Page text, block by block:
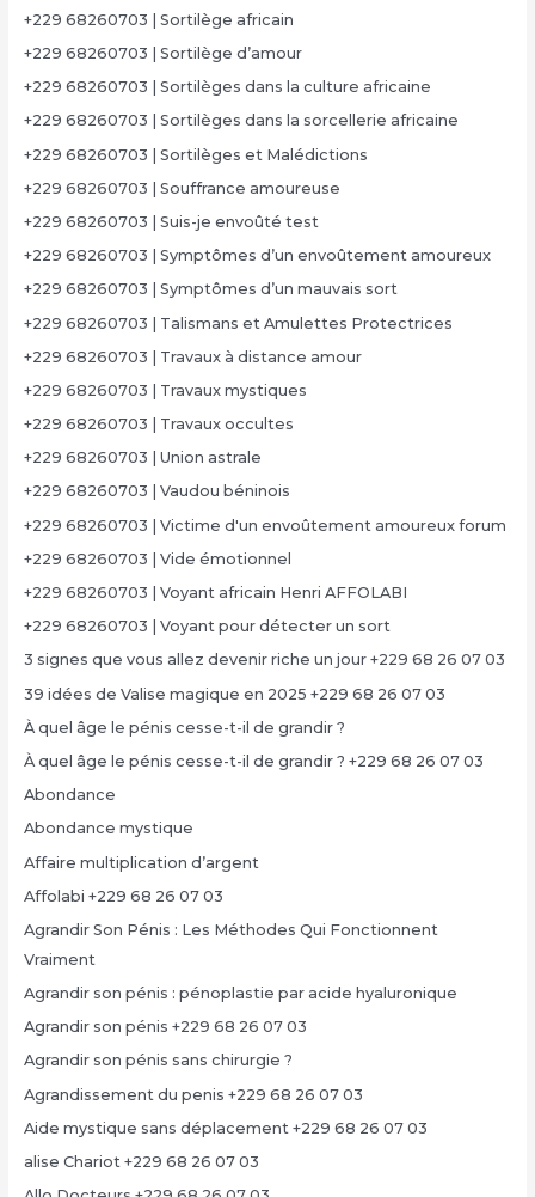
+229 68260703 | Sortilège africain
+229 68260703 | Sortilège d’amour
+229 68260703 | Sortilèges dans la culture africaine
+229 68260703 | Sortilèges dans la sorcellerie africaine
+229 68260703 | Sortilèges et Malédictions
+229 68260703 | Souffrance amoureuse
+229 68260703 | Suis-je envoûté test
+229 68260703 | Symptômes d’un envoûtement amoureux
+229 68260703 | Symptômes d’un mauvais sort
+229 68260703 | Talismans et Amulettes Protectrices
+229 68260703 | Travaux à distance amour
+229 68260703 | Travaux mystiques
+229 68260703 | Travaux occultes
+229 68260703 | Union astrale
+229 68260703 | Vaudou béninois
+229 68260703 | Victime d'un envoûtement amoureux forum
+229 68260703 | Vide émotionnel
+229 68260703 | Voyant africain Henri AFFOLABI
+229 68260703 | Voyant pour détecter un sort
3 signes que vous allez devenir riche un jour +229 68 26 07 03
39 idées de Valise magique en 2025 +229 68 26 07 03
À quel âge le pénis cesse-t-il de grandir ?
À quel âge le pénis cesse-t-il de grandir ? +229 68 26 07 03
Abondance
Abondance mystique
Affaire multiplication d’argent
Affolabi +229 68 26 07 03
Agrandir Son Pénis : Les Méthodes Qui Fonctionnent
Vraiment
Agrandir son pénis : pénoplastie par acide hyaluronique
Agrandir son pénis +229 68 26 07 03
Agrandir son pénis sans chirurgie ?
Agrandissement du penis +229 68 26 07 03
Aide mystique sans déplacement +229 68 26 07 03
alise Chariot +229 68 26 07 03